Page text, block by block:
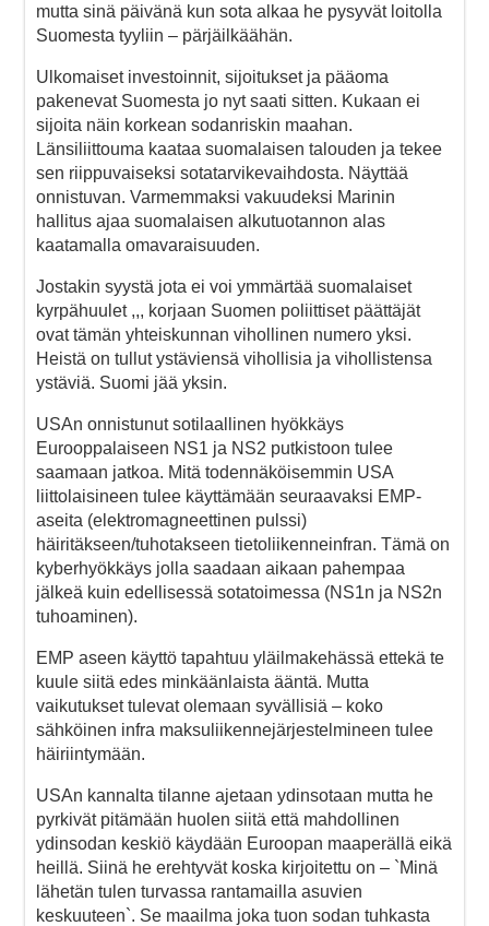
mutta sinä päivänä kun sota alkaa he pysyvät loitolla
Suomesta tyyliin – pärjäilkäähän.
Ulkomaiset investoinnit, sijoitukset ja pääoma
pakenevat Suomesta jo nyt saati sitten. Kukaan ei
sijoita näin korkean sodanriskin maahan.
Länsiliittouma kaataa suomalaisen talouden ja tekee
sen riippuvaiseksi sotatarvikevaihdosta. Näyttää
onnistuvan. Varmemmaksi vakuudeksi Marinin
hallitus ajaa suomalaisen alkutuotannon alas
kaatamalla omavaraisuuden.
Jostakin syystä jota ei voi ymmärtää suomalaiset
kyrpähuulet ,,, korjaan Suomen poliittiset päättäjät
ovat tämän yhteiskunnan vihollinen numero yksi.
Heistä on tullut ystäviensä vihollisia ja vihollistensa
ystäviä. Suomi jää yksin.
USAn onnistunut sotilaallinen hyökkäys
Eurooppalaiseen NS1 ja NS2 putkistoon tulee
saamaan jatkoa. Mitä todennäköisemmin USA
liittolaisineen tulee käyttämään seuraavaksi EMP-
aseita (elektromagneettinen pulssi)
häiritäkseen/tuhotakseen tietoliikenneinfran. Tämä on
kyberhyökkäys jolla saadaan aikaan pahempaa
jälkeä kuin edellisessä sotatoimessa (NS1n ja NS2n
tuhoaminen).
EMP aseen käyttö tapahtuu yläilmakehässä ettekä te
kuule siitä edes minkäänlaista ääntä. Mutta
vaikutukset tulevat olemaan syvällisiä – koko
sähköinen infra maksuliikennejärjestelmineen tulee
häiriintymään.
USAn kannalta tilanne ajetaan ydinsotaan mutta he
pyrkivät pitämään huolen siitä että mahdollinen
ydinsodan keskiö käydään Euroopan maaperällä eikä
heillä. Siinä he erehtyvät koska kirjoitettu on – `Minä
lähetän tulen turvassa rantamailla asuvien
keskuuteen`. Se maailma joka tuon sodan tuhkasta